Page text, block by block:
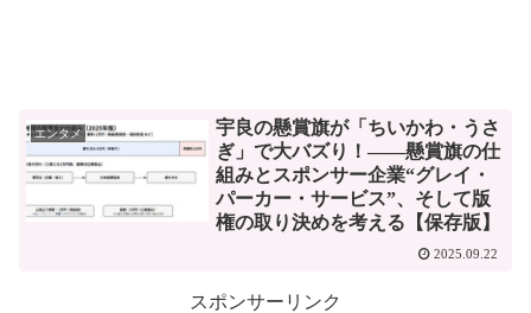
エンタメ
宇良の懸賞旗が「ちいかわ・うさ
ぎ」で大バズり！——懸賞旗の仕
組みとスポンサー企業“グレイ・
パーカー・サービス”、そして版
権の取り決めを考える【保存版】
2025.09.22
スポンサーリンク